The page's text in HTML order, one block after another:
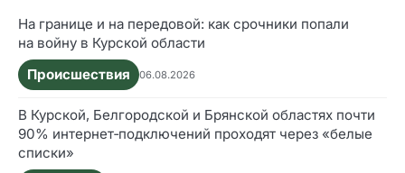
На границе и на передовой: как срочники попали
на войну в Курской области
Происшествия
06.08.2026
В Курской, Белгородской и Брянской областях почти
90% интернет‑подключений проходят через «белые
списки»